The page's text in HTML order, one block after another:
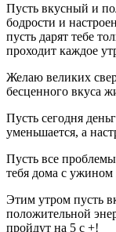
Пусть вкусный и
бодрости и
пусть дарят тебе
проходит каждое
Желаю великих
бесценного вкуса
Пусть сегодня
уменьшается, а
Пусть все проблемы
тебя дома с ужином
Этим утром пусть
положительной
пройдут на 5 с +!